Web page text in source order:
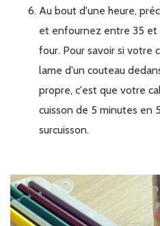
Au bout d'une heure, préchauffez votre four à 160°C
et enfournez entre 35
four. Pour savoir si votre
lame d'un couteau
propre, c'est que votre
cuisson de 5 minutes en
surcuisson.